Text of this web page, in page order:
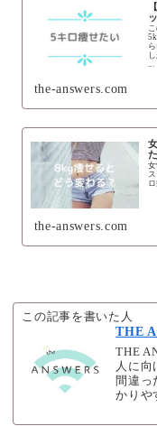
the-answers.com
the-answers.com
この記事を書いた人
THE
THE
人に向
間違っ
かりや